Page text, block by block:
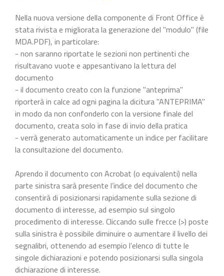
Nella nuova versione della componente di Front Office è
stata rivista e migliorata la generazione del "modulo" (file
MDA.PDF), in particolare:
- non saranno riportate le sezioni non pertinenti che
risultavano vuote e appesantivano la lettura del
documento
- il documento creato con la funzione "anteprima"
riporterà in calce ad ogni pagina la dicitura "ANTEPRIMA"
in modo da non confonderlo con la versione finale del
documento, creata solo in fase di invio della pratica
- verrà generato automaticamente un indice per facilitare
la consultazione del documento.
Aprendo il documento con Acrobat (o equivalenti) nella
parte sinistra sarà presente l’indice del documento che
consentirà di posizionarsi rapidamente sulla sezione di
documento di interesse, ad esempio sul singolo
procedimento di interesse. Cliccando sulle frecce (>) poste
sulla sinistra è possibile diminuire o aumentare il livello dei
segnalibri, ottenendo ad esempio l’elenco di tutte le
singole dichiarazioni e potendo posizionarsi sulla singola
dichiarazione di interesse.